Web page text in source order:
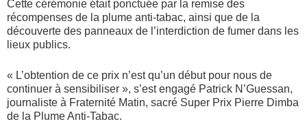
Cette cérémonie était ponctuée par la remise des
récompenses de la plume anti-tabac, ainsi que de la
découverte des panneaux de l’interdiction de fumer dans les
lieux publics.
« L’obtention de ce prix n’est qu’un début pour nous de
continuer à sensibiliser », s’est engagé Patrick N’Guessan,
journaliste à Fraternité Matin, sacré Super Prix Pierre Dimba
de la Plume Anti-Tabac.